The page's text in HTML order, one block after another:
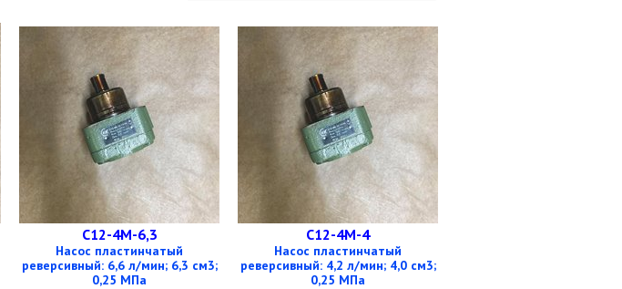
С12-4М-6,3
Насос пластинчатый
реверсивный: 6,6 л/мин; 6,3 см3;
0,25 МПа
С12-4М-4
Насос пластинчатый
реверсивный: 4,2 л/мин; 4,0 см3;
0,25 МПа